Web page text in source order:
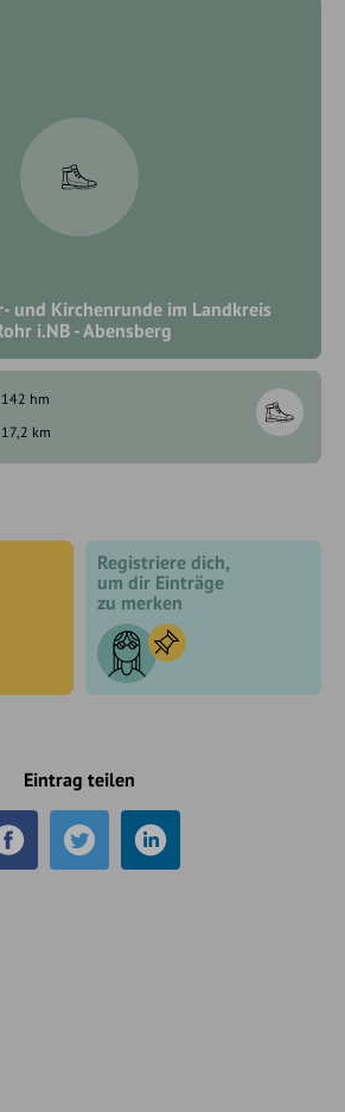
und Kirchenrunde im Landkreis
i.NB - Abensberg
142 hm
17,2 km
Registriere dich,
um dir Einträge
zu merken
Eintrag teilen